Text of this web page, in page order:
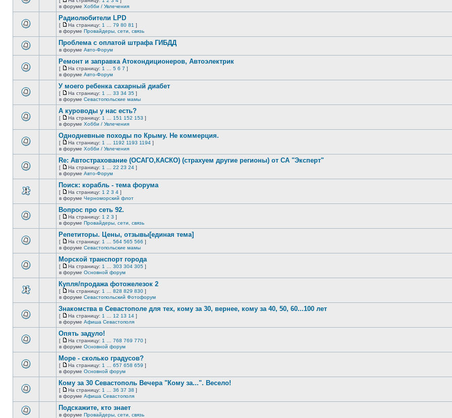
непрочитанных
сообщений.
этой
непрочитанных
сообщений.
На
страницу
в форуме Хобби / Увлечения
этой
непрочитанных
сообщений.
Радиолюбители LPD
[
На
страницу
На страницу: 1 79 80 81 ]
в форуме Провайдеры, сети, связь
непрочитанных
сообщений.
Проблема с оплатой штрафа ГИБДД
в форуме Авто-Форум
этой
непрочитанных
Ремонт и заправка Атокондиционеров, Автоэлектрик
[
На
страницу
На страницу: 1 5 6 7 ]
в форуме Авто-Форум
этой
непрочитанных
сообщений.
У моего ребенка сахарный диабет
[
На
страницу
На страницу: 1 33 34 35 ]
в форуме Севастопольские мамы
этой
непрочитанных
сообщений.
А куроводы у нас есть?
[
На
страницу
На страницу: 1 151 152 153 ]
в форуме Хобби / Увлечения
этой
непрочитанных
сообщений.
Однодневные походы по Крыму. Не коммерция.
[
На
страницу
На страницу: 1 1192 1193 1194 ]
в форуме Хобби / Увлечения
этой
непрочитанных
сообщений.
Re: Автострахование (ОСАГО,КАСКО) (страхуем другие регионы) от СА "Эксперт"
[
На
страницу
На страницу: 1 22 23 24 ]
в форуме Авто-Форум
этой
непрочитанных
сообщений.
Поиск: корабль - тема форума
[
На
страницу
На страницу: 1 2 3 4 ]
в форуме Черноморский флот
этой
непрочитанных
сообщений.
Вопрос про сеть 92.
[
На
страницу
На страницу: 1 2 3 ]
в форуме Провайдеры, сети, связь
этой
непрочитанных
сообщений.
Репетиторы. Цены, отзывы[единая тема]
[
На
страницу
На страницу: 1 564 565 566 ]
в форуме Севастопольские мамы
этой
непрочитанных
сообщений.
Морской транспорт города
[
На
страницу
На страницу: 1 303 304 305 ]
в форуме Основной форум
этой
непрочитанных
сообщений.
Купля/продажа фотожелезок 2
[
На
страницу
На страницу: 1 828 829 830 ]
в форуме Севастопольский Фотофорум
этой
непрочитанных
сообщений.
Знакомства в Севастополе для тех, кому за 30, вернее, кому за 40, 50, 60...100 лет
[
На
страницу
На страницу: 1 12 13 14 ]
в форуме Афиша Севастополя
этой
непрочитанных
сообщений.
Опять задуло!
[
На
страницу
На страницу: 1 768 769 770 ]
в форуме Основной форум
этой
непрочитанных
сообщений.
Море - сколько градусов?
[
На
страницу
На страницу: 1 657 658 659 ]
в форуме Основной форум
этой
Кому за 30 Севастополь Вечера "Кому за...". Весело!
[
На
страницу
На страницу: 1 36 37 38 ]
в форуме Афиша Севастополя
Подскажите, кто знает
в форуме Провайдеры, сети, связь